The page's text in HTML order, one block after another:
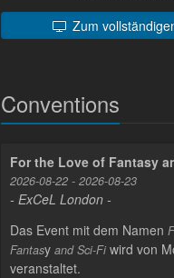
Zum
Conventions
For the Love of Fantasy
2026-08-22 - 2026-08-23
- ExCeL London -
Das Event mit dem Namen
Fantasy and Sci-Fi wird von
veranstaltet.